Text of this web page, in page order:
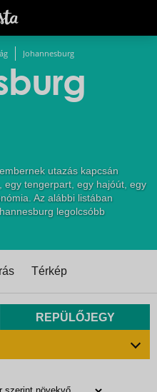
Johannesburg
utazás kapcsán
egy tengerpart, egy hajóút, egy
Az alábbi listában
legolcsóbb
Térkép
REPÜLŐJEGY